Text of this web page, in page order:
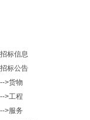
招标信息
招标公告
-->货物
-->工程
-->服务